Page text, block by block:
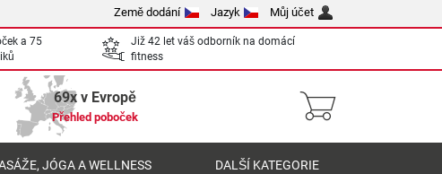
Země dodání Jazyk Můj účet
a 75
Již 42 let váš odborník na domácí
fitness
69x v Evropě
Přehled poboček
JÓGA A WELLNESS DALŠÍ KATEGORIE